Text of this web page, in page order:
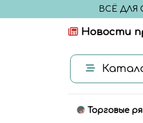
ВСЁ
Новости
Торговые